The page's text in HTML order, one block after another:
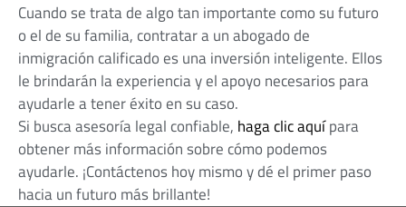
Cuando se trata de algo tan importante como su futuro
o el de su familia, contratar a un abogado de
inmigración calificado es una inversión inteligente. Ellos
le brindarán la experiencia y el apoyo necesarios para
ayudarle a tener éxito en su caso.
Si busca asesoría legal confiable, haga clic aquípara
obtener más información sobre cómo podemos
ayudarle. ¡Contáctenos hoy mismo y dé el primer paso
hacia un futuro más brillante!